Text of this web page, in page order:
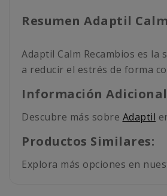
Resumen Adaptil
Adaptil Calm Recambios es
a reducir el estrés de forma
Información
Descubre más sobre Adaptil
Productos Similares:
Explora más opciones en